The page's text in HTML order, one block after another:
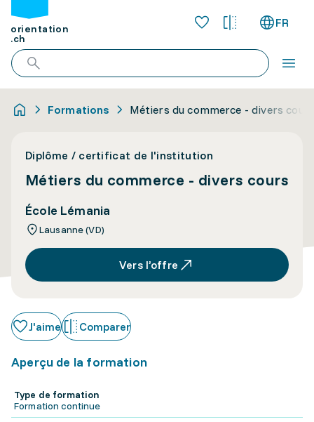
orientation
.ch
FR
Formations Métiers du commerce - divers
Diplôme / certificat de l'institution
Métiers du commerce - divers cours
École Lémania
Lausanne (VD)
Vers l’offre
J'aime Comparer
Aperçu de la formation
Type de formation
Formation continue